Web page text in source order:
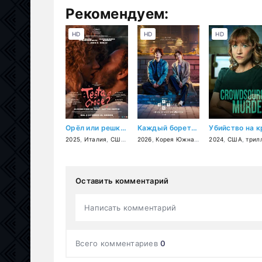
Рекомендуем:
Орёл или решка?
2025 Италия США драма, вестерн
HD
Каждый борется со своей собственной никчёмностью
2026 ,Корея Южная драма
HD
2024 США ,
HD
Оставить комментарий
Написать комментарий
Всего комментариев0